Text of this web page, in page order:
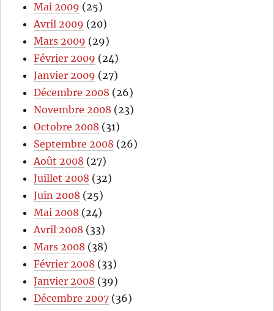
Mai 2009 (25)
Avril 2009 (20)
Mars 2009 (29)
Février 2009 (24)
Janvier 2009 (27)
Décembre 2008 (26)
Novembre 2008 (23)
Octobre 2008 (31)
Septembre 2008 (26)
Août 2008 (27)
Juillet 2008 (32)
Juin 2008 (25)
Mai 2008 (24)
Avril 2008 (33)
Mars 2008 (38)
Février 2008 (33)
Janvier 2008 (39)
Décembre 2007 (36)